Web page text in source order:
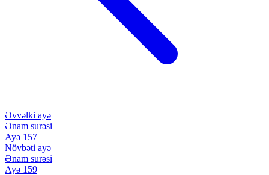
Əvvəlki ayə
Ənam surəsi
Ayə 157
Növbəti ayə
Ənam surəsi
Ayə 159